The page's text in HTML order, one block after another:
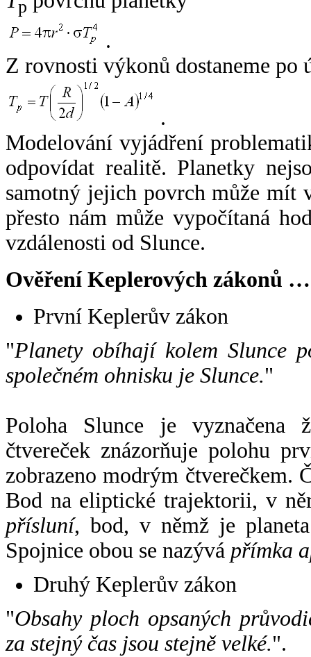
p
.
Z rovnosti výkonů dostaneme po
.
Modelování vyjádření
odpovídat realitě. Planetky
samotný jejich povrch může mít
přesto nám může vypočítaná
vzdálenosti od Slunce.
Ověření Keplerových zákonů …
První Keplerův zákon
"Planety obíhají kolem Slunce
společném ohnisku je Slunce."
Poloha Slunce je vyznačena
čtvereček znázorňuje polohu
zobrazeno modrým čtverečkem.
Bod na eliptické trajektorii, v
přísluní, bod, v němž je
Spojnice obou se nazývá přímka
Druhý Keplerův zákon
"Obsahy ploch opsaných
za stejný čas jsou stejně velké.".